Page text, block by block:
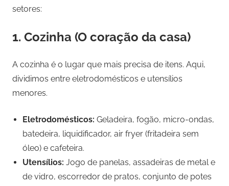
setores:
1. Cozinha (O coração da casa)
A cozinha é o lugar que mais precisa de itens. Aqui,
dividimos entre eletrodomésticos e utensílios
menores.
Eletrodomésticos: Geladeira, fogão, micro-ondas,
batedeira, liquidificador, air fryer (fritadeira sem
óleo) e cafeteira.
Utensílios: Jogo de panelas, assadeiras de metal e
de vidro, escorredor de pratos, conjunto de potes